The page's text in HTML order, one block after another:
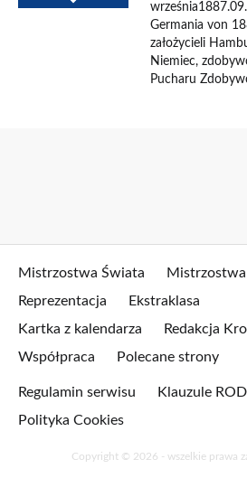
Germania von
założycieli
Niemiec,
Pucharu
Mistrzostwa Świata
Reprezentacja
Ekstraklasa
Kartka z kalendarza
Redakcja
Współpraca
Polecane strony
Regulamin serwisu
Klauzule
Polityka Cookies
Copyright © 2026 - wszelkie prawa